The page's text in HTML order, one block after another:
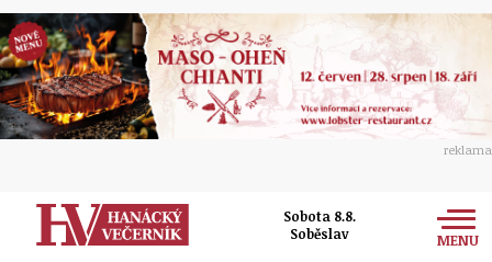
reklama
Sobota 8.8.
Soběslav
MENU